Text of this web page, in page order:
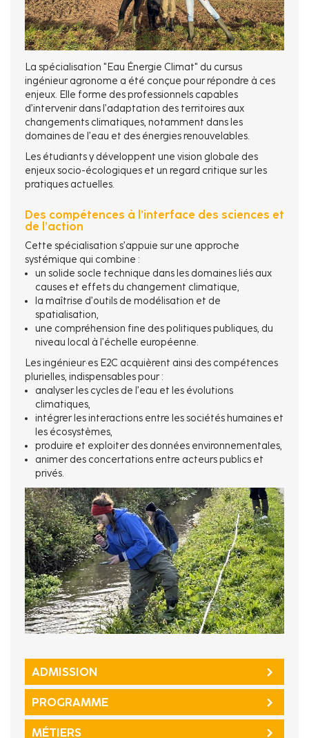
La spécialisation "Eau Énergie Climat" du cursus
ingénieur agronome a été conçue pour répondre à ces
enjeux. Elle forme des professionnels capables
d’intervenir dans l’adaptation des territoires aux
changements climatiques, notamment dans les
domaines de l’eau et des énergies renouvelables.
Les étudiants y développent une vision globale des
enjeux socio-écologiques et un regard critique sur les
pratiques actuelles.
Des compétences à l’interface des sciences et
de l’action
Cette spécialisation s’appuie sur une approche
systémique qui combine :
un solide socle technique dans les domaines liés aux
causes et effets du changement climatique,
la maîtrise d’outils de modélisation et de
spatialisation,
une compréhension fine des politiques publiques, du
niveau local à l’échelle européenne.
Les ingénieur·es E2C acquièrent ainsi des compétences
plurielles, indispensables pour :
analyser les cycles de l’eau et les évolutions
climatiques,
intégrer les interactions entre les sociétés humaines et
les écosystèmes,
produire et exploiter des données environnementales,
animer des concertations entre acteurs publics et
privés.
ADMISSION
PROGRAMME
MÉTIERS